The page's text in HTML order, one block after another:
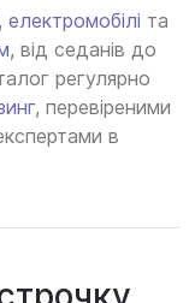
, електромобілі та
, від седанів до
регулярно
, перевіреними
в